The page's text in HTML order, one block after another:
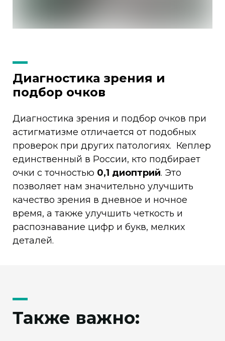
Диагностика зрения и
подбор очков
Диагностика зрения и подбор очков при
астигматизме отличается от подобных
проверок при других патологиях. Кеплер
единственный в России, кто подбирает
очки с точностью 0,1 диоптрий. Это
позволяет нам значительно улучшить
качество зрения в дневное и ночное
время, а также улучшить четкость и
распознавание цифр и букв, мелких
деталей.
Также важно: